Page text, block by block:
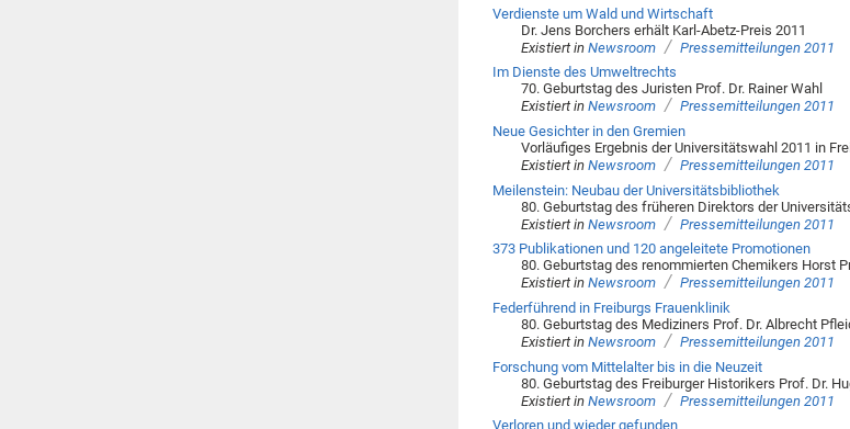
Verdienste um Wald und Wirtschaft
Dr. Jens Borchers erhält Karl-Abetz-Preis 2011
Existiert in Newsroom / Pressemitteilungen 2011
Im Dienste des Umweltrechts
70. Geburtstag des Juristen Prof. Dr. Rainer Wahl
Existiert in Newsroom / Pressemitteilungen 2011
Neue Gesichter in den Gremien
Vorläufiges Ergebnis der Universitätswahl 2011 in
Existiert in Newsroom / Pressemitteilungen 2011
Meilenstein: Neubau der Universitätsbibliothek
80. Geburtstag des früheren Direktors der
Existiert in Newsroom / Pressemitteilungen 2011
373 Publikationen und 120 angeleitete Promotionen
80. Geburtstag des renommierten Chemikers Horst
Existiert in Newsroom / Pressemitteilungen 2011
Federführend in Freiburgs Frauenklinik
80. Geburtstag des Mediziners Prof. Dr. Albrecht
Existiert in Newsroom / Pressemitteilungen 2011
Forschung vom Mittelalter bis in die Neuzeit
80. Geburtstag des Freiburger Historikers Prof. Dr.
Existiert in Newsroom / Pressemitteilungen 2011
Verloren und wieder gefunden